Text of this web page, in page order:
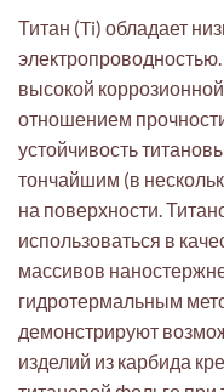
Титан (Ti) обладает
высокой
отношением
устойчивость
тончайшим (в
на поверхности.
использоваться в
массивов
гидротермальным
демонстрируют
изделий из карбида